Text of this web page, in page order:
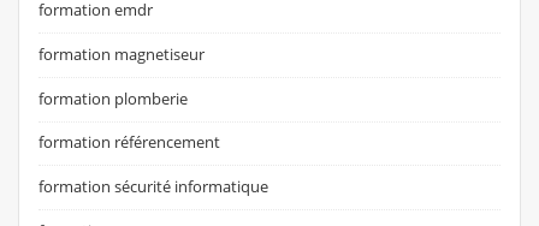
formation emdr
formation magnetiseur
formation plomberie
formation référencement
formation sécurité informatique